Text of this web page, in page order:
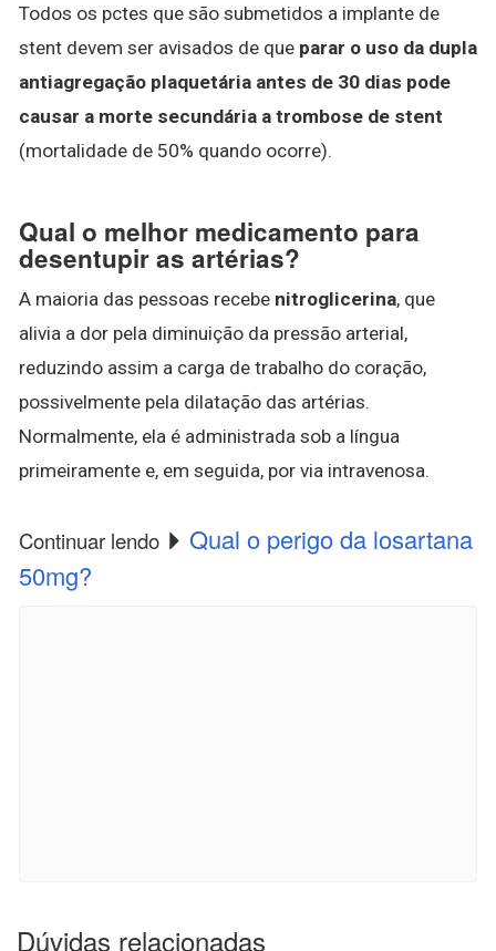
Todos os pctes que são submetidos a implante de
stent devem ser avisados de que parar o uso da dupla
antiagregação plaquetária antes de 30 dias pode
causar a morte secundária a trombose de stent
(mortalidade de 50% quando ocorre).
Qual o melhor medicamento para
desentupir as artérias?
A maioria das pessoas recebe nitroglicerina, que
alivia a dor pela diminuição da pressão arterial,
reduzindo assim a carga de trabalho do coração,
possivelmente pela dilatação das artérias.
Normalmente, ela é administrada sob a língua
primeiramente e, em seguida, por via intravenosa.
Continuar lendo
Qual o perigo da losartana
50mg?
Dúvidas relacionadas